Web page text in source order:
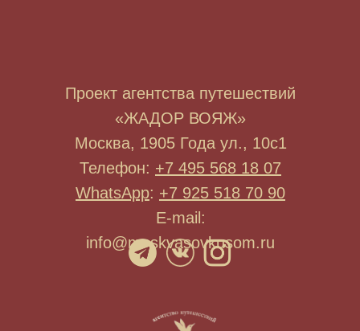
Проект агентства путешествий
«ЖАДОР ВОЯЖ»
Москва, 1905 Года ул., 10с1
Телефон: +7 495 568 18 07
WhatsApp: +7 925 518 70 90
E-mail:
info@moskvasovkusom.ru